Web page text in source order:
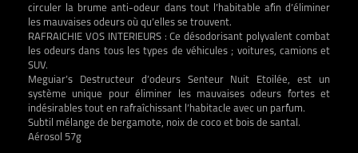
circuler la brume anti-odeur dans tout l’habitable afin d’éliminer
les mauvaises odeurs où qu’elles se trouvent.
RAFRAICHIE VOS INTERIEURS : Ce désodorisant polyvalent combat
les odeurs dans tous les types de véhicules ; voitures, camions et
SUV.
Meguiar’s Destructeur d’odeurs Senteur Nuit Etoilée, est un
système unique pour éliminer les mauvaises odeurs fortes et
indésirables tout en rafraîchissant l’habitacle avec un parfum.
Subtil mélange de bergamote, noix de coco et bois de santal.
Aérosol 57g